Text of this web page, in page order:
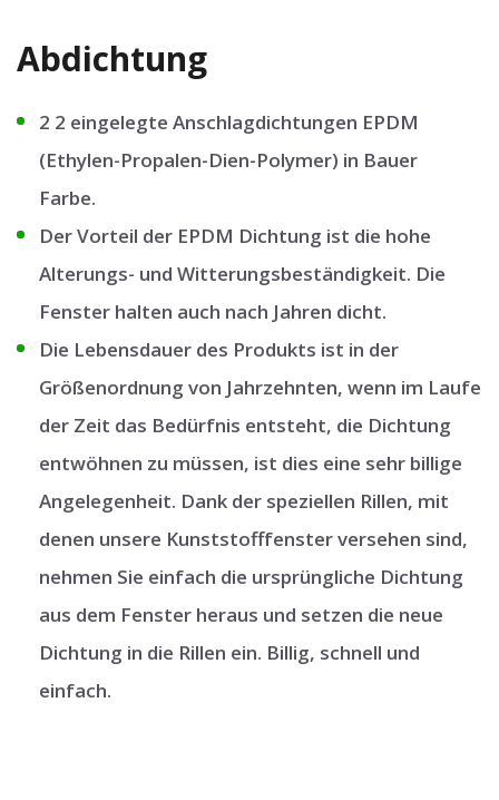
Abdichtung
2 2 eingelegte Anschlagdichtungen EPDM
(Ethylen-Propalen-Dien-Polymer) in Bauer
Farbe.
Der Vorteil der EPDM Dichtung ist die hohe
Alterungs- und Witterungsbeständigkeit. Die
Fenster halten auch nach Jahren dicht.
Die Lebensdauer des Produkts ist in der
Größenordnung von Jahrzehnten, wenn im Laufe
der Zeit das Bedürfnis entsteht, die Dichtung
entwöhnen zu müssen, ist dies eine sehr billige
Angelegenheit. Dank der speziellen Rillen, mit
denen unsere Kunststofffenster versehen sind,
nehmen Sie einfach die ursprüngliche Dichtung
aus dem Fenster heraus und setzen die neue
Dichtung in die Rillen ein. Billig, schnell und
einfach.